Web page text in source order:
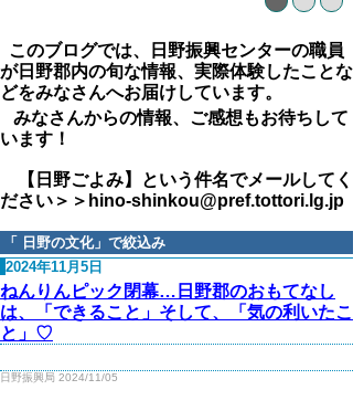
このブログでは、日野振興センターの職員
が日野郡内の旬な情報、実際体験したことな
どをみなさんへお届けしています。
みなさんからの情報、ご感想もお待ちして
います！
【日野ごよみ】という件名でメールしてく
ださい＞＞hino-shinkou@pref.tottori.lg.jp
「 日野の文化」で絞込み
2024年11月5日
ねんりんピック閉幕…日野郡のおもてなし
は、「できること」そして、「気の利いたこ
と」♡
日野振興局 2024/11/05